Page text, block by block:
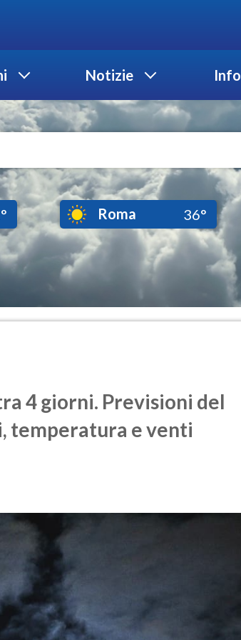
Notizie Info
Roma 36°
4 giorni. Previsioni del
temperatura e venti